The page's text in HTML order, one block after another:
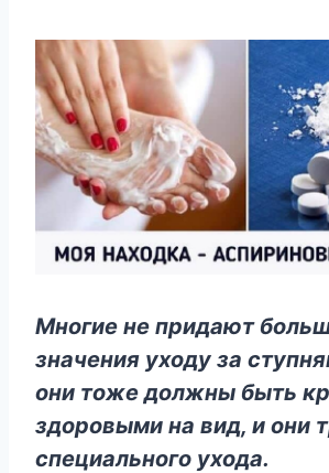
Многие не придают
значения уходу за
они тоже должны быть
здоровыми на вид, и они
специального ухода.